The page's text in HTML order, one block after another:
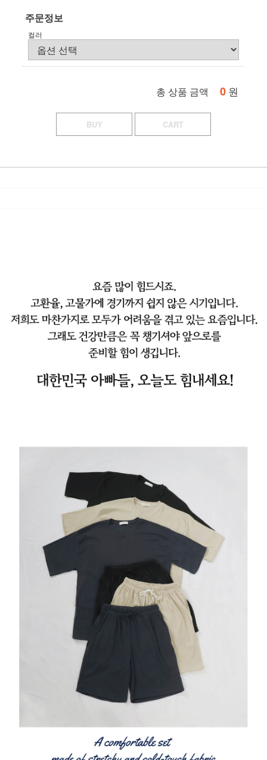
주문정보
컬러
총 상품 금액 0 원
BUY CART